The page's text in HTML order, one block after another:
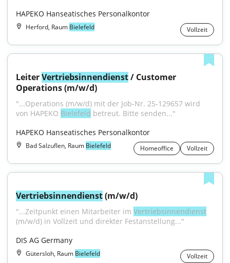
HAPEKO Hanseatisches Personalkontor
Herford, Raum Bielefeld Vollzeit
Leiter Vertriebsinnendienst / Customer
Operations (m/w/d)
"...Operations (m/w/d) mit der Job-Nr. 25-129657 wird
von HAPEKO Bielefeld betreut. Bitte senden..."
HAPEKO Hanseatisches Personalkontor
Bad Salzuflen, Raum Bielefeld Homeoffice Vollzeit
Vertriebsinnendienst (m/w/d)
"...Zeitpunkt einen Mitarbeiter im Vertriebsinnendienst
(m/w/d) in Vollzeit und direkter Festanstellung..."
DIS AG Germany
Gütersloh, Raum Bielefeld Vollzeit